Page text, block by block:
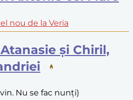
nou de la Veria
și Chiril,
Nu se fac nunți)